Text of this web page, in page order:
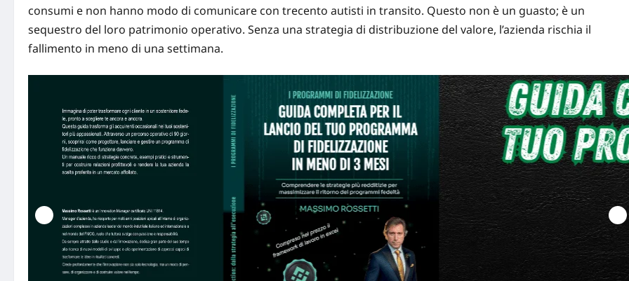
consumi e non hanno modo di comunicare con trecento autisti in transito. Questo non è un guasto; è un
sequestro del loro patrimonio operativo. Senza una strategia di distribuzione del valore, l’azienda rischia il
fallimento in meno di una settimana.